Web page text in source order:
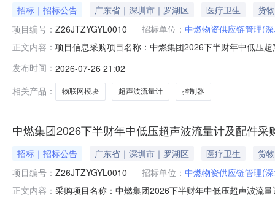
招标｜招标公告 广东省｜深圳市｜罗湖区 医疗卫生
货物
项目编号： Z26JTZYGYL0010 招标单位： 中燃物资供应链管理(
正文内容： 项目信息采购项目名称：中燃集团2026下半财年中低压
金采购方式：竞争性谈判项目类型：工程货物公告开始
发布时间： 2026-07-26 21:02
相关产品：
物联网模块 超声波流量计 控制器
中燃集团2026下半财年中低压超声波流量计及配件采
招标｜招标公告 广东省｜深圳市｜罗湖区 医疗卫生
货物
项目编号： Z26JTZYGYL0010 招标单位： 中燃物资供应链管理(
正文内容： 采购项目名称：中燃集团2026下半财年中低压超声波流